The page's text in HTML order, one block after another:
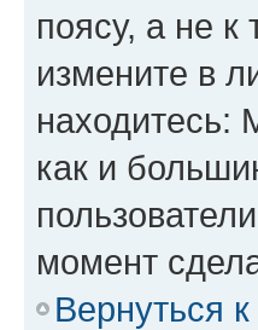
поясу, а не к
измените в
находитесь:
как и
момент
Вернуться